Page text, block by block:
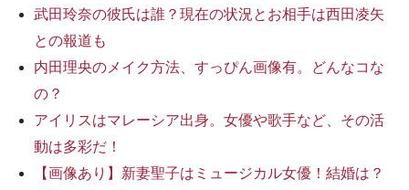
武田玲奈の彼氏は誰？現在の状況とお相手は西田凌矢
との報道も
内田理央のメイク方法、すっぴん画像有。どんなコな
の？
アイリスはマレーシア出身。女優や歌手など、その活
動は多彩だ！
【画像あり】新妻聖子はミュージカル女優！結婚は？